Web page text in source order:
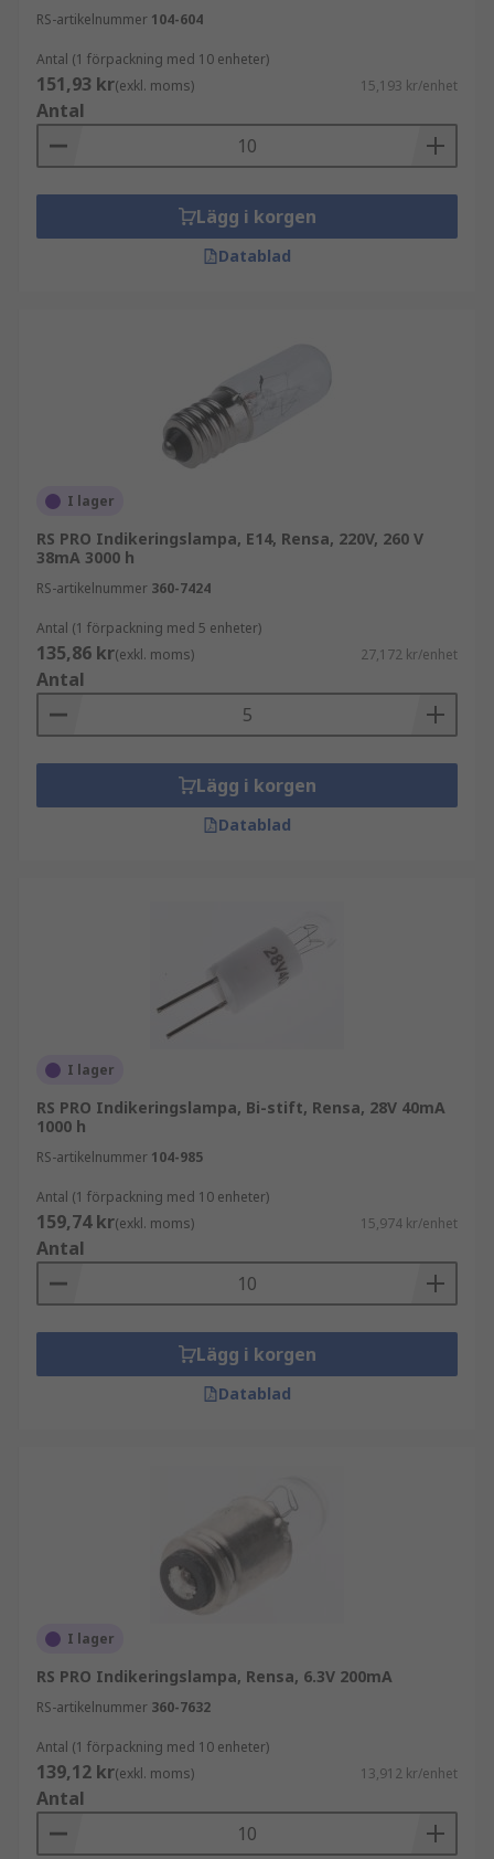
RS-artikelnummer 104-604
Antal (1 förpackning med 10 enheter)
151,93 kr(exkl. moms) 15,193 kr/enhet
Antal
Lägg i korgen
Datablad
I lager
RS PRO Indikeringslampa, E14, Rensa, 220V, 260 V
38mA 3000 h
RS-artikelnummer 360-7424
Antal (1 förpackning med 5 enheter)
135,86 kr(exkl. moms) 27,172 kr/enhet
Antal
Lägg i korgen
Datablad
I lager
RS PRO Indikeringslampa, Bi-stift, Rensa, 28V 40mA
1000 h
RS-artikelnummer 104-985
Antal (1 förpackning med 10 enheter)
159,74 kr(exkl. moms) 15,974 kr/enhet
Antal
Lägg i korgen
Datablad
I lager
RS PRO Indikeringslampa, Rensa, 6.3V 200mA
RS-artikelnummer 360-7632
Antal (1 förpackning med 10 enheter)
139,12 kr(exkl. moms) 13,912 kr/enhet
Antal